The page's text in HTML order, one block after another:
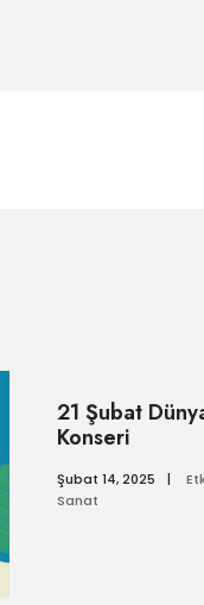
21 Şubat
Konseri
Şubat 14, 2025 |
Sanat